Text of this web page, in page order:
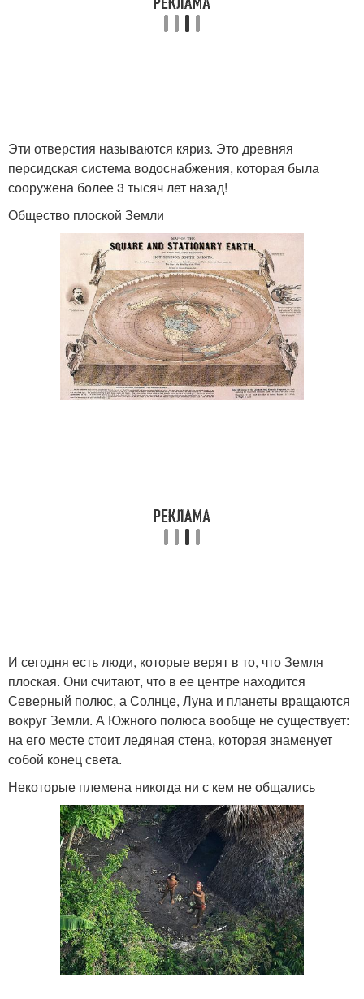
Эти отверстия называются кяриз. Это древняя
персидская система водоснабжения, которая была
сооружена более 3 тысяч лет назад!
Общество плоской Земли
И сегодня есть люди, которые верят в то, что Земля
плоская. Они считают, что в ее центре находится
Северный полюс, а Солнце, Луна и планеты вращаются
вокруг Земли. А Южного полюса вообще не существует:
на его месте стоит ледяная стена, которая знаменует
собой конец света.
Некоторые племена никогда ни с кем не общались